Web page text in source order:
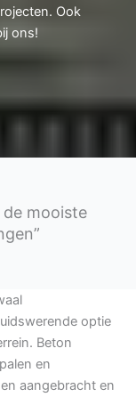
Ook
ons!
de mooiste
optie
Beton
en
aangebracht en